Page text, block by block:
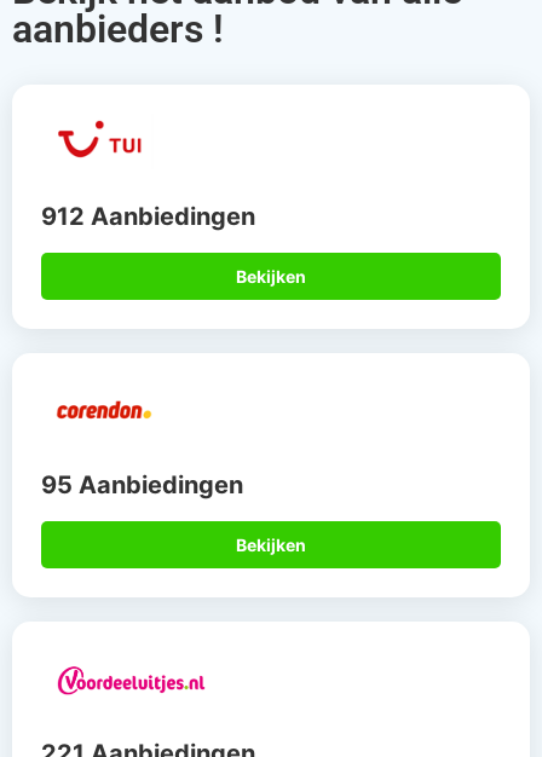
aanbieders !
912 Aanbiedingen
Bekijken
95 Aanbiedingen
Bekijken